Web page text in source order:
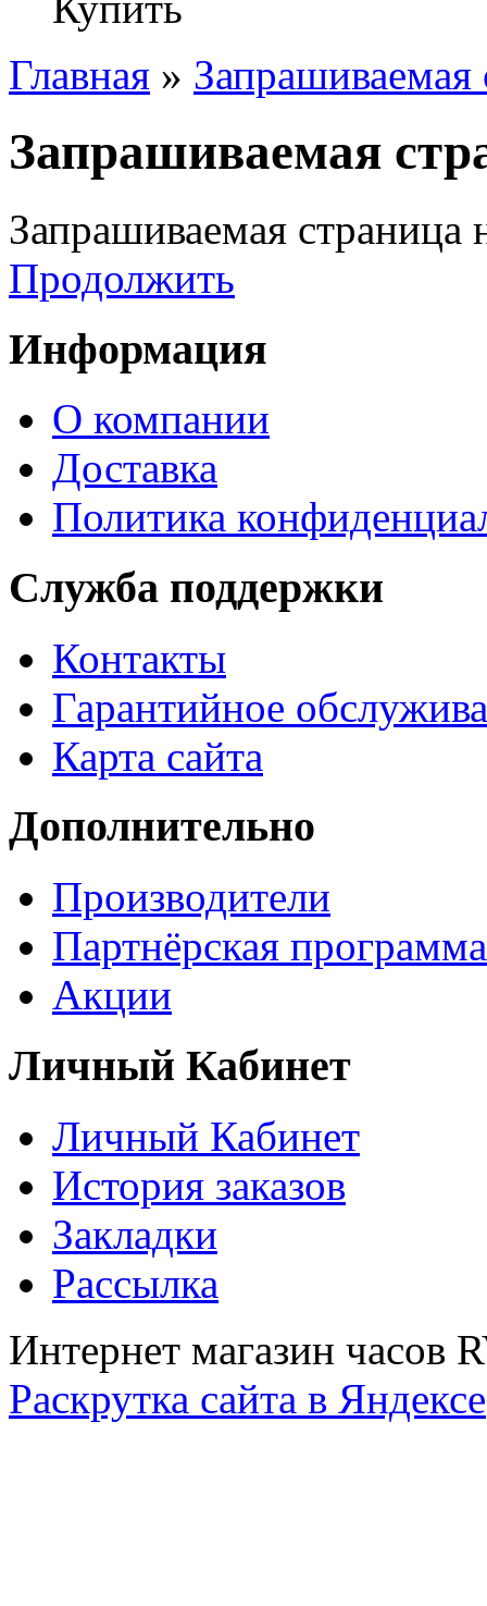
Главная » Запрашиваемая
Запрашиваемая
Запрашиваемая страница
Продолжить
Информация
О компании
Доставка
Политика
Служба поддержки
Контакты
Гарантийное
Карта сайта
Дополнительно
Производители
Партнёрская программа
Акции
Личный Кабинет
Личный Кабинет
История заказов
Закладки
Рассылка
Интернет магазин часов
Раскрутка сайта в Яндексе